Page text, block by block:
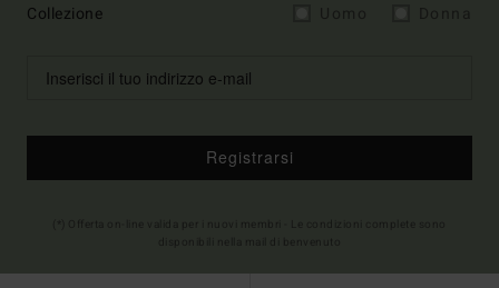
Collezione
Registrarsi